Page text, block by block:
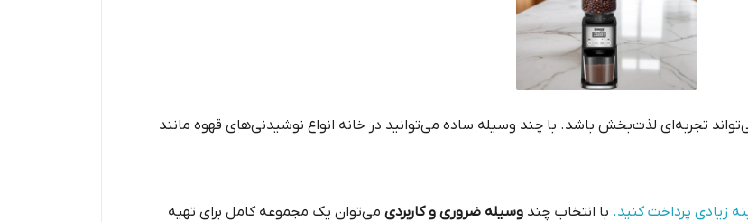
تجربه‌ای لذت‌بخش باشد. با چند وسیله ساده می‌توانید در خانه انواع نوشیدنی‌های قهوه مانند
زیادی پرداخت کنید. با انتخاب چند وسیله ضروری و کاربردی می‌توان یک مجموعه کامل برای تهیه